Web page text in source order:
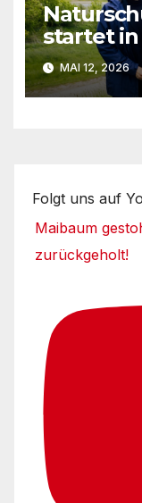
startet in
MAI 12, 2026
Folgt uns auf
Maibaum
zurückgeholt!